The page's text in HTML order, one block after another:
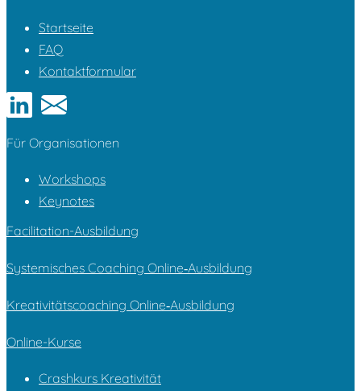
Startseite
FAQ
Kontaktformular
Für Organi­sa­tionen
Workshops
Keynotes
Facilitation-Ausbildung
Systemisches Coaching Online‑Ausbildung
Kreativitätscoaching Online‑Ausbildung
Online-Kurse
Crashkurs Kreativität